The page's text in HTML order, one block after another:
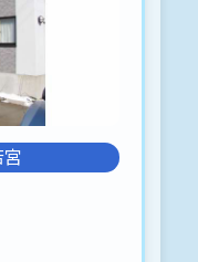
田様貸物
所対応）
ります。
対応可能